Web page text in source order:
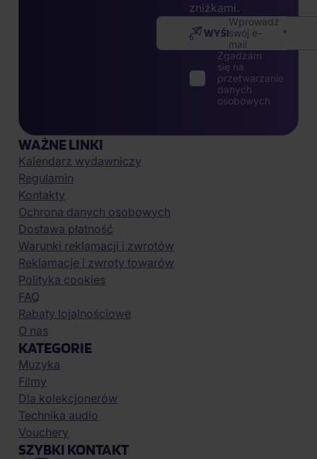
zniżkami.
Wprowadź
swój e-
mail
WYŚLIJ
Zgadzam
się na
przetwarzanie
danych
osobowych
WAŻNE LINKI
Kalendarz wydawniczy
Regulamin
Kontakty
Ochrona danych osobowych
Dostawa płatność
Warunki reklamacji i zwrotów
Reklamacje i zwroty towarów
Polityka cookies
FAQ
Rabaty lojalnościowe
O nas
KATEGORIE
Muzyka
Filmy
Dla kolekcjonerów
Technika audio
Vouchery
SZYBKI KONTAKT